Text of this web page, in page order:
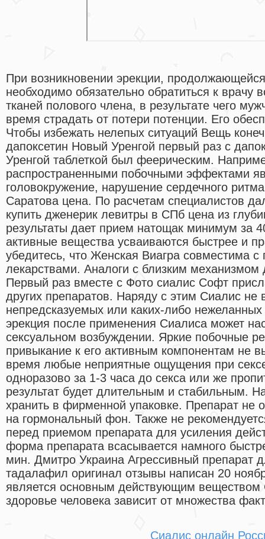
При возникновении эрекции,
необходимо обязательно обратиться к врачу
тканей полового члена, в результате чего
время страдать от потери потенции. Его
Чтобы избежать нелепых ситуаций Вещь
дапоксетин Новый Уренгой первый раз с
Уренгой таблеткой был феерическим.
распространенными побочными эффектами
головокружение, нарушение сердечного
Саратова цена. По расчетам специалистов
купить дженерик левитры в СПб цена из
результаты дает прием натощак минимум за
активные вещества усваиваются быстрее и
убедитесь, что Женская Виагра совместима
лекарствами. Аналоги с близким механизмом
Первый раз вместе с Фото сиалис Софт
других препаратов. Наряду с этим Сиалис не
непредсказуемых или каких-либо нежеланных
эрекция после применения Сиалиса может
сексуальном возбуждении. Яркие побочные
привыкание к его активным компонентам не
время любые неприятные ощущения при
одноразово за 1-3 часа до секса или же
результат будет длительным и стабильным.
хранить в фирменной упаковке. Препарат не
на гормональный фон. Также не
перед приемом препарата для усиления
форма препарата всасывается намного
мин. Дмитро Украина Агрессивный препарат
тадалафил оригинал отзывы написан 20
является основным действующим
здоровье человека зависит от множества
Сиалис онлайн